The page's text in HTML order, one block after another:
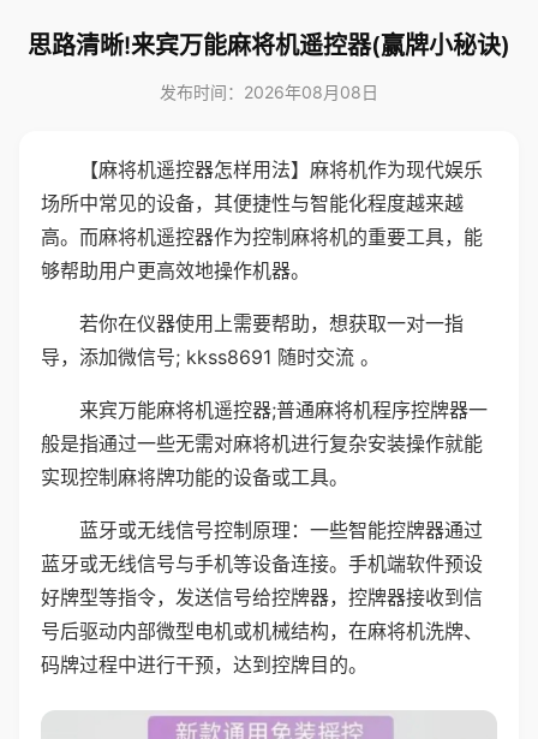
思路清晰!来宾万能麻将机遥控器(赢牌小秘诀)
发布时间：2026年08月08日
【麻将机遥控器怎样用法】麻将机作为现代娱乐
场所中常见的设备，其便捷性与智能化程度越来越
高。而麻将机遥控器作为控制麻将机的重要工具，能
够帮助用户更高效地操作机器。
若你在仪器使用上需要帮助，想获取一对一指
导，添加微信号; kkss8691 随时交流 。
来宾万能麻将机遥控器;普通麻将机程序控牌器一
般是指通过一些无需对麻将机进行复杂安装操作就能
实现控制麻将牌功能的设备或工具。
蓝牙或无线信号控制原理：一些智能控牌器通过
蓝牙或无线信号与手机等设备连接。手机端软件预设
好牌型等指令，发送信号给控牌器，控牌器接收到信
号后驱动内部微型电机或机械结构，在麻将机洗牌、
码牌过程中进行干预，达到控牌目的。